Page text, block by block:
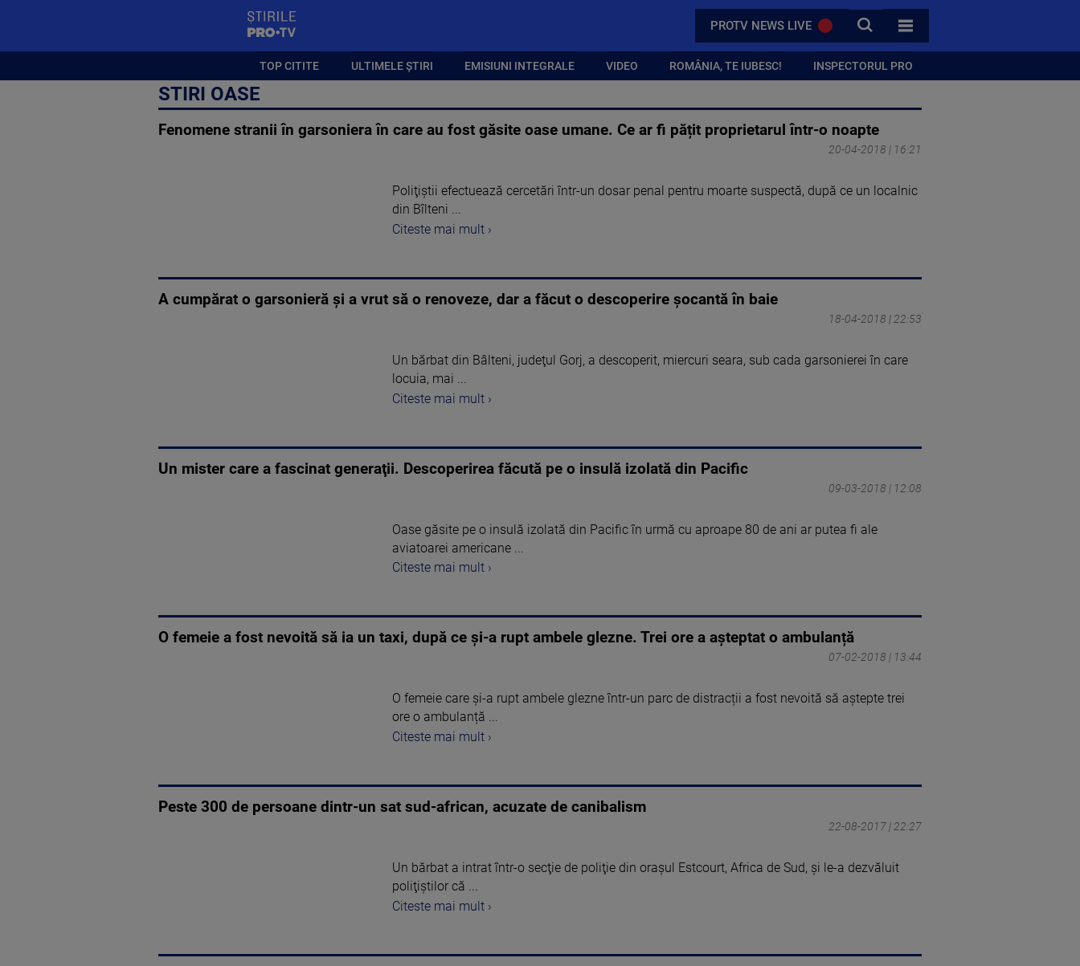
PROTV NEWS LIVE CAUTA
TOATE CATEGORIILE
TOP CITITE ULTIMELE ȘTIRI EMISIUNI INTEGRALE VIDEO ROMÂNIA, TE IUBESC! INSPECTORUL PRO
STIRI OASE
Fenomene stranii în garsoniera în care au fost găsite oase umane. Ce ar fi pățit proprietarul într-o noapte
20-04-2018 | 16:21
Poliţiştii efectuează cercetări într-un dosar penal pentru moarte suspectă, după ce un localnic
din Bîlteni ...
Citeste mai mult ›
A cumpărat o garsonieră și a vrut să o renoveze, dar a făcut o descoperire șocantă în baie
18-04-2018 | 22:53
Un bărbat din Bâlteni, judeţul Gorj, a descoperit, miercuri seara, sub cada garsonierei în care
locuia, mai ...
Citeste mai mult ›
Un mister care a fascinat generaţii. Descoperirea făcută pe o insulă izolată din Pacific
09-03-2018 | 12:08
Oase găsite pe o insulă izolată din Pacific în urmă cu aproape 80 de ani ar putea fi ale
aviatoarei americane ...
Citeste mai mult ›
O femeie a fost nevoită să ia un taxi, după ce și-a rupt ambele glezne. Trei ore a așteptat o ambulanță
07-02-2018 | 13:44
O femeie care și-a rupt ambele glezne într-un parc de distracții a fost nevoită să aștepte trei
ore o ambulanță ...
Citeste mai mult ›
Peste 300 de persoane dintr-un sat sud-african, acuzate de canibalism
22-08-2017 | 22:27
Un bărbat a intrat într-o secţie de poliţie din oraşul Estcourt, Africa de Sud, şi le-a dezvăluit
poliţiştilor că ...
Citeste mai mult ›